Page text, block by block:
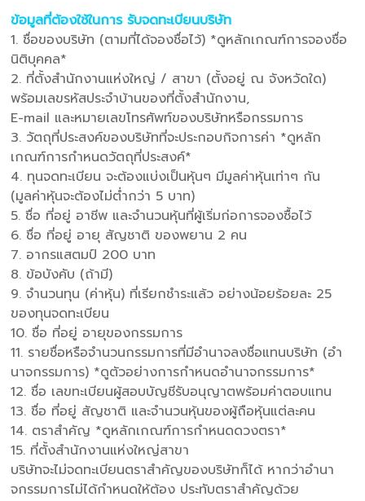
ข้อมูลที่ต้องใช้ในการ รับจดทะเบียนบริษัท
1. ชื่อของบริษัท (ตามที่ได้จองชื่อไว้) *ดูหลักเกณฑ์การจองชื่อ
นิติบุคคล*
2. ที่ตั้งสํานักงานแห่งใหญ่ / สาขา (ตั้งอยู่ ณ จังหวัดใด)
พร้อมเลขรหัสประจําบ้านของที่ตั้งสํานักงาน,
E-mail และหมายเลขโทรศัพท์ของบริษัทหรือกรรมการ
3. วัตถุที่ประสงค์ของบริษัทที่จะประกอบกิจการค่า *ดูหลัก
เกณฑ์การกําหนดวัตถุที่ประสงค์*
4. ทุนจดทะเบียน จะต้องแบ่งเป็นหุ้นๆ มีมูลค่าหุ้นเท่าๆ กัน
(มูลค่าหุ้นจะต้องไม่ต่ํากว่า 5 บาท)
5. ชื่อ ที่อยู่ อาชีพ และจํานวนหุ้นที่ผู้เริ่มก่อการจองซื้อไว้
6. ชื่อ ที่อยู่ อายุ สัญชาติ ของพยาน 2 คน
7. อากรแสตมป์ 200 บาท
8. ข้อบังคับ (ถ้ามี)
9. จํานวนทุน (ค่าหุ้น) ที่เรียกชําระแล้ว อย่างน้อยร้อยละ 25
ของทุนจดทะเบียน
10. ชื่อ ที่อยู่ อายุของกรรมการ
11. รายชื่อหรือจํานวนกรรมการที่มีอํานาจลงชื่อแทนบริษัท (อํา
นาจกรรมการ) *ดูตัวอย่างการกําหนดอํานาจกรรมการ*
12. ชื่อ เลขทะเบียนผู้สอบบัญชีรับอนุญาตพร้อมค่าตอบแทน
13. ชื่อ ที่อยู่ สัญชาติ และจํานวนหุ้นของผู้ถือหุ้นแต่ละคน
14. ตราสําคัญ *ดูหลักเกณฑ์การกําหนดดวงตรา*
15. ที่ตั้งสํานักงานแห่งใหญ่สาขา
บริษัทจะไม่จดทะเบียนตราสําคัญของบริษัทก็ได้ หากว่าอํานา
จกรรมการไม่ได้กําหนดให้ต้อง ประทับตราสําคัญด้วย